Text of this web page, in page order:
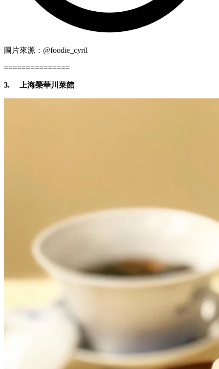
圖片來源：@foodie_cyril
===============
3. 上海榮華川菜館